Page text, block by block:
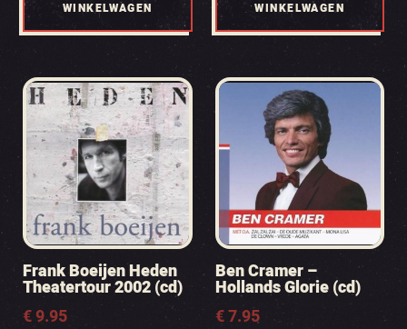
WINKELWAGEN
WINKELWAGEN
Frank Boeijen Heden
Theatertour 2002 (cd)
€9.95
Ben Cramer –
Hollands Glorie (cd)
€7.95